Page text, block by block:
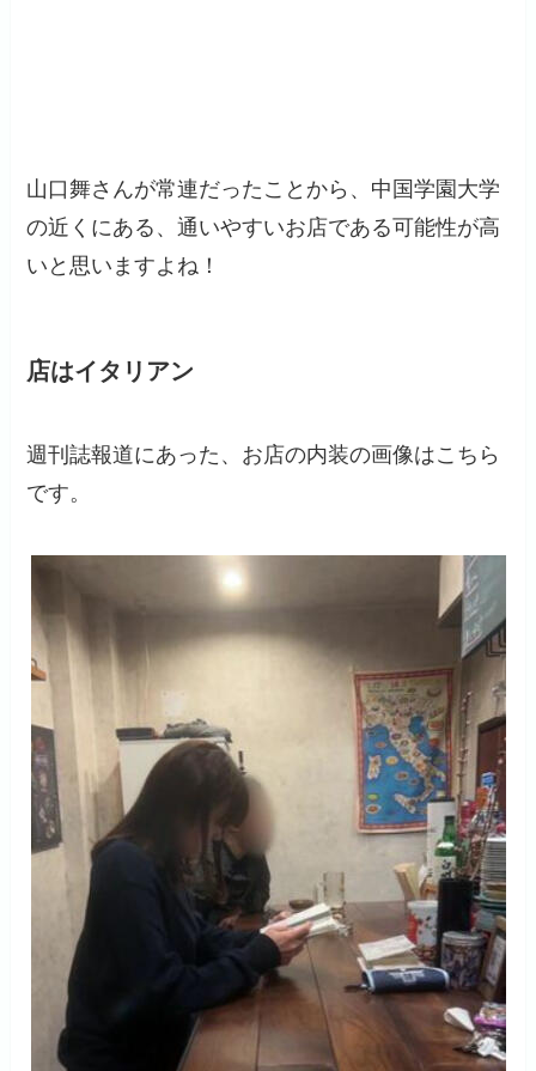
山口舞さんが常連だったことから、中国学園大学
の近くにある、通いやすいお店である可能性が高
いと思いますよね！
店はイタリアン
週刊誌報道にあった、お店の内装の画像はこちら
です。